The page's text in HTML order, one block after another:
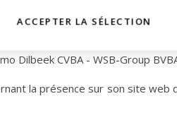
protégés par nos propres
Dilbeek CVBA - WSB-Group
la présence sur son site
ACCEPTER LA SÉLECTION